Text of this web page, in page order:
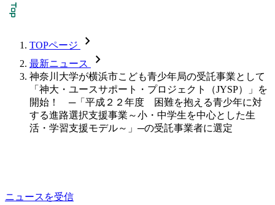
TOPページ chevron_forward
最新ニュース chevron_forward
神奈川大学が横浜市こども青少年局の受託事業として
「神大・ユースサポート・プロジェクト（JYSP）」を
開始！ ─「平成２２年度 困難を抱える青少年に対
する進路選択支援事業～小・中学生を中心とした生
活・学習支援モデル～」─の受託事業者に選定
ニュースを受信